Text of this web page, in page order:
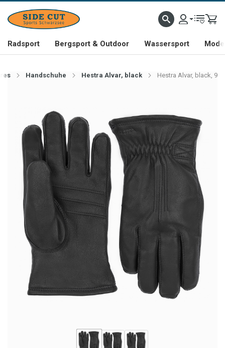
Radsport Bergsport & Outdoor Wassersport
Handschuhe Hestra Alvar, black Hestra Alvar, black, 9